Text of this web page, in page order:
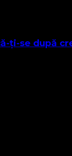
ţi-se după